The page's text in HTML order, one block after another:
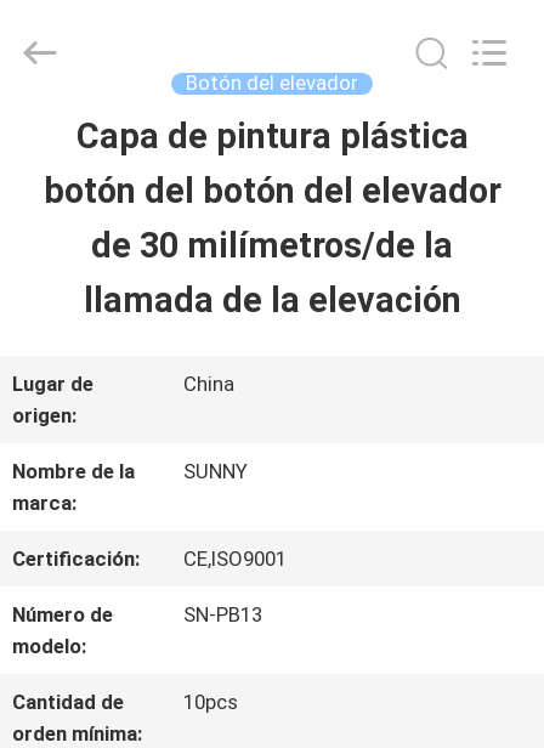
HOGAR
PRODUCTOS
VÍDEOS
SOBRE
NOSOTROS
VIAJE
DE
LA
FÁBRICA
SHANGHAI
Reserved.
Botón del elevador
Capa de pintura plástica
botón del botón del elevador
de 30 milímetros/de la
llamada de la elevación
Lugar de
origen:
China
Nombre de la
marca:
SUNNY
Certificación: CE,ISO9001
Número de
modelo:
SN-PB13
Cantidad de
orden mínima:
10pcs